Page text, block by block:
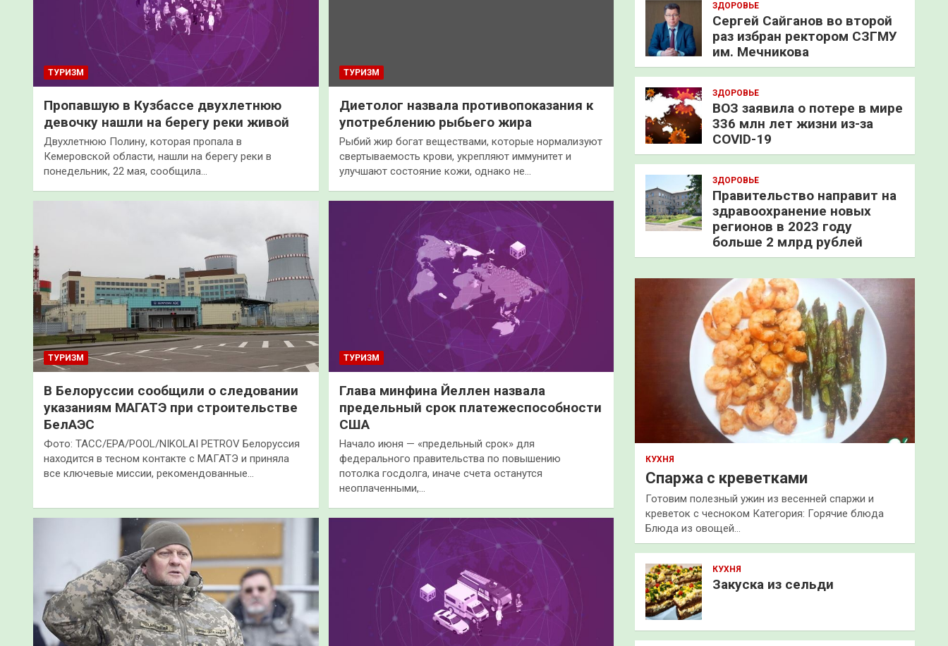
ТУРИЗМ
Пропавшую в Кузбассе двухлетнюю
девочку нашли на берегу реки живой
Двухлетнюю Полину, которая пропала в
Кемеровской области, нашли на берегу реки в
понедельник, 22 мая, сообщила…
ТУРИЗМ
Диетолог назвала противопоказания к
употреблению рыбьего жира
Рыбий жир богат веществами, которые нормализуют
свертываемость крови, укрепляют иммунитет и
улучшают состояние кожи, однако не…
ТУРИЗМ
В Белоруссии сообщили о следовании
указаниям МАГАТЭ при строительстве
БелАЭС
Фото: ТАСС/EPA/POOL/NIKOLAI PETROV Белоруссия
находится в тесном контакте с МАГАТЭ и приняла
все ключевые миссии, рекомендованные…
ТУРИЗМ
Глава минфина Йеллен назвала
предельный срок платежеспособности
США
Начало июня — «предельный срок» для
федерального правительства по повышению
потолка госдолга, иначе счета останутся
неоплаченными,…
ЗДОРОВЬЕ
Сергей Сайганов во второй
раз избран ректором СЗГМУ
им. Мечникова
ЗДОРОВЬЕ
ВОЗ заявила о потере в мире
336 млн лет жизни из-за
COVID-19
ЗДОРОВЬЕ
Правительство направит на
здравоохранение новых
регионов в 2023 году
больше 2 млрд рублей
КУХНЯ
Спаржа с креветками
Готовим полезный ужин из весенней спаржи и
креветок с чесноком Категория: Горячие блюда
Блюда из овощей…
КУХНЯ
Закуска из сельди